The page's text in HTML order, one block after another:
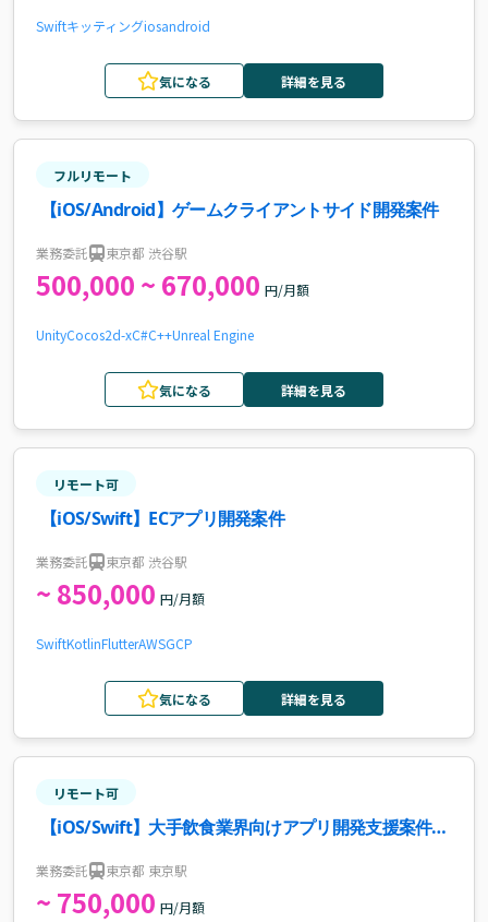
Swiftキッティングiosandroid
気になる 詳細を見る
フルリモート
【iOS/Android】ゲームクライアントサイド開発案件
業務委託 東京都 渋谷駅
500,000 ~ 670,000 円/月額
UnityCocos2d-xC#C++Unreal Engine
気になる 詳細を見る
リモート可
【iOS/Swift】ECアプリ開発案件
業務委託 東京都 渋谷駅
~ 850,000 円/月額
SwiftKotlinFlutterAWSGCP
気になる 詳細を見る
リモート可
【iOS/Swift】大手飲食業界向けアプリ開発支援案件・
業務委託 東京都 東京駅
~ 750,000 円/月額